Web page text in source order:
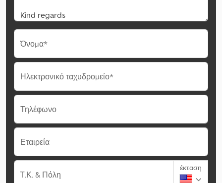
Όνομα*
Ηλεκτρονικό ταχυδρομείο*
Τηλέφωνο
Εταιρεία
Τ.Κ. & Πόλη
έκταση